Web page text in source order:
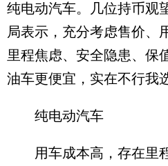
纯电动汽车。几位持币观
局表示，充分考虑售价、
里程焦虑、安全隐患、保
油车更便宜，实在不行我
纯电动汽车
用车成本高，存在里